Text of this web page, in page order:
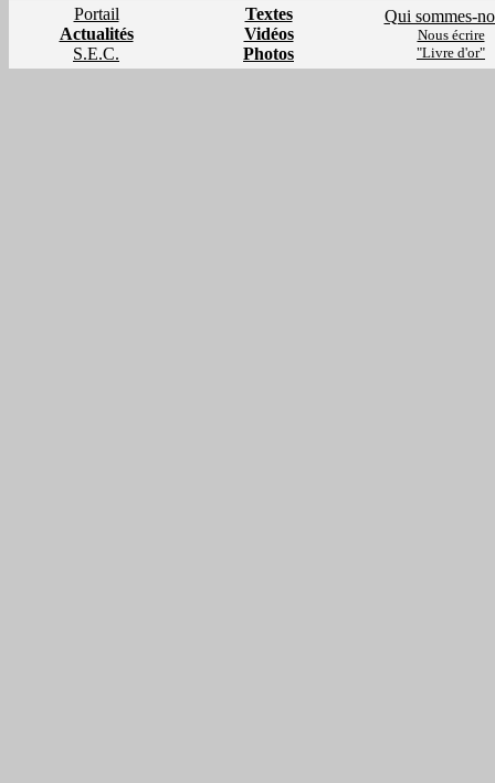
Portail
Actualités
S.E.C.
Textes
Vidéos
Photos
Qui sommes-
Nous écrire
"Livre d'or"